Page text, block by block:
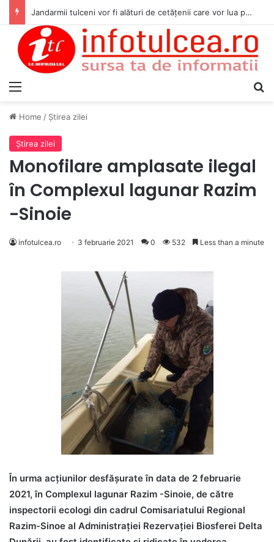
Jandarmii tulceni vor fi alături de cetățenii care vor lua parte la Festivalul Folk Țestos
Home / Ştirea zilei
Ştirea zilei
Monofilare amplasate ilegal
în Complexul lagunar Razim
-Sinoie
infotulcea.ro 3 februarie 2021 0 532 Less than a minute
În urma acțiunilor desfășurate în data de 2 februarie
2021, în Complexul lagunar Razim -Sinoie, de către
inspectorii ecologi din cadrul Comisariatului Regional
Razim-Sinoe al Administrației Rezervației Biosferei Delta